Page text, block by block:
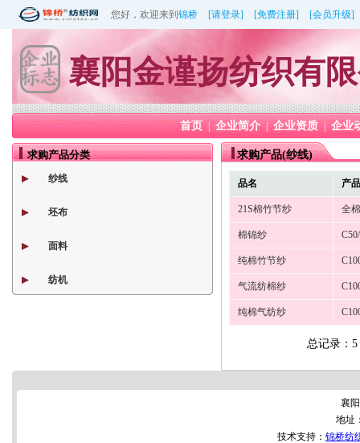
您好，欢迎来到 锦桥 [请登录] [免费注册] [会员升级]
襄阳金谨扬纺织有
首页 企业简介 | 企业资质 企业
求购产品分类
纱线
坯布
面料
纺机
求购产品(纱线)
品名 产
21S棉竹节纱 全
棉锦纱
纯棉竹节纱
气流纺棉纱
纯棉气纺纱
总记录
襄
地址
技术支持： 锦桥纺